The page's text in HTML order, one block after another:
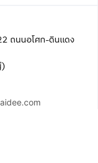
ถนนอโศก-ดินแดง